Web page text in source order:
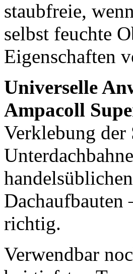
staubfreie,
selbst feuchte
Eigenschaften
Universelle
Ampacoll
Verklebung der
Dachaufbauten
richtig.
Verwendbar